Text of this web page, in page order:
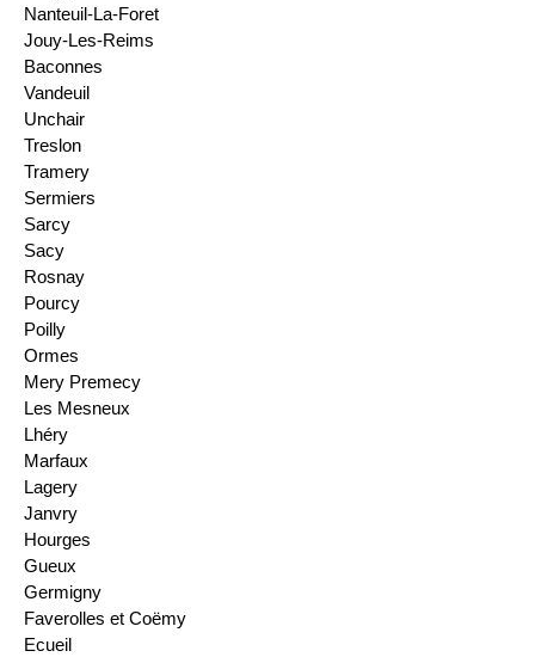
Nanteuil-La-Foret
Jouy-Les-Reims
Baconnes
Vandeuil
Unchair
Treslon
Tramery
Sermiers
Sarcy
Sacy
Rosnay
Pourcy
Poilly
Ormes
Mery Premecy
Les Mesneux
Lhéry
Marfaux
Lagery
Janvry
Hourges
Gueux
Germigny
Faverolles et Coëmy
Ecueil